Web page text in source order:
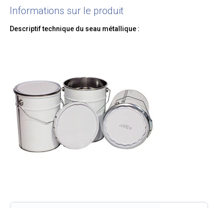
Informations sur le produit
Descriptif technique du seau métallique :